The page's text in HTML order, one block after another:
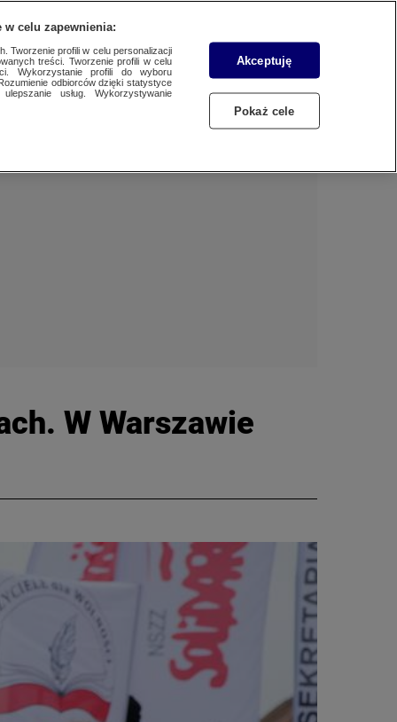
Dzień dobry!
ZALOGUJ SIĘ
W Warszawie
w celu zapewnienia:
Tworzenie profili w celu personalizacji
treści. Tworzenie profili w celu
Wykorzystanie profili do wyboru
odbiorców dzięki statystyce
usług. Wykorzystywanie
Akceptuję
Pokaż cele